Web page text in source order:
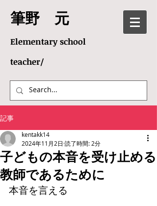
​筆野 元
Elementary school
teacher/
記事
子どもの本音を受け止める
教師であるために
kentakk14
2024年11月2日 読了時間: 2分
本音を言える